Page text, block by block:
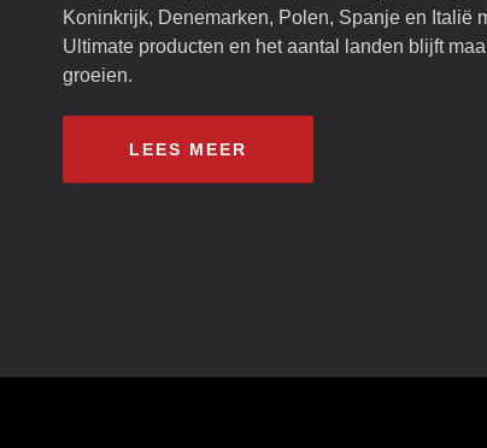
Koninkrijk, Denemarken, Polen, Spanje en Italië
Ultimate producten en het aantal landen blijft
groeien.
LEES MEER